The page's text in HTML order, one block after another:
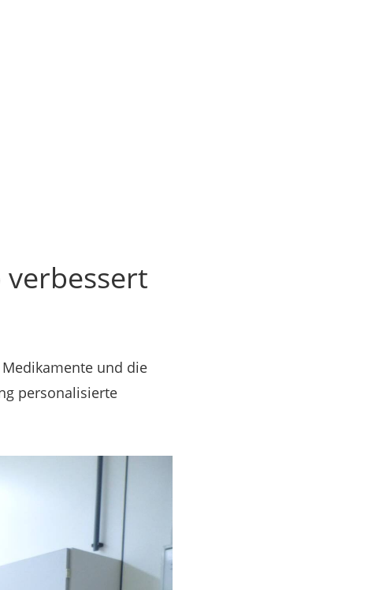
und die
personalisierte